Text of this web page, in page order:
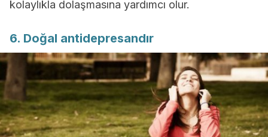
kolaylıkla dolaşmasına yardımcı olur.
6. Doğal antidepresandır